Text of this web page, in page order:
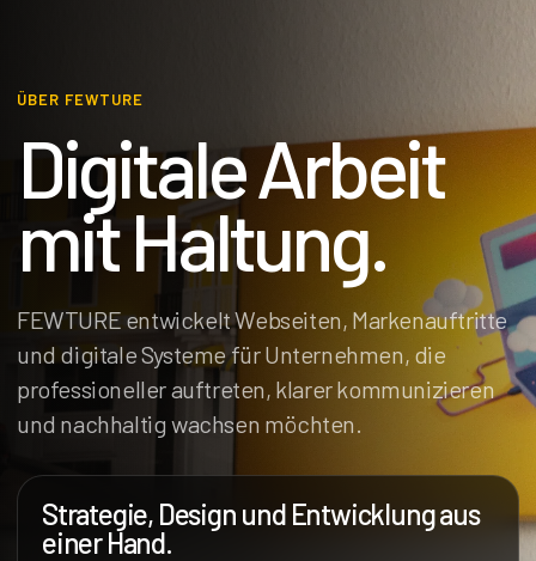
ÜBER FEWTURE
Digitale Arbeit
mit Haltung.
FEWTURE entwickelt Webseiten, Markenauftritte
und digitale Systeme für Unternehmen, die
professioneller auftreten, klarer kommunizieren
und nachhaltig wachsen möchten.
Strategie, Design und Entwicklung aus
einer Hand.